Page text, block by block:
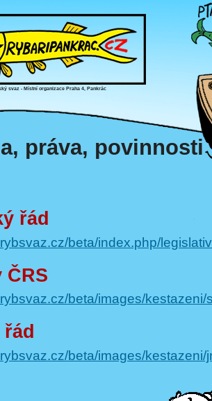
svaz - Místní organizace Praha 4, Pankrác
práva, povinnosti
řád
beta/index.php/
ČRS
beta/images/
beta/images/kestazeni/